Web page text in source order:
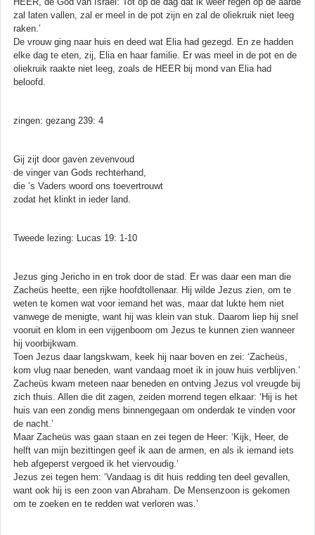
zal laten vallen, zal er meel in de pot zijn en zal de oliekruik niet leeg
raken.’
De vrouw ging naar huis en deed wat Elia had gezegd. En ze hadden
elke dag te eten, zij, Elia en haar familie. Er was meel in de pot en de
oliekruik raakte niet leeg, zoals de HEER bij mond van Elia had
beloofd.
zingen: gezang 239: 4
Gij zijt door gaven zevenvoud
de vinger van Gods rechterhand,
die ’s Vaders woord ons toevertrouwt
zodat het klinkt in ieder land.
Tweede lezing: Lucas 19: 1-10
Jezus ging Jericho in en trok door de stad. Er was daar een man die
Zacheüs heette, een rijke hoofdtollenaar. Hij wilde Jezus zien, om te
weten te komen wat voor iemand het was, maar dat lukte hem niet
vanwege de menigte, want hij was klein van stuk. Daarom liep hij snel
vooruit en klom in een vijgenboom om Jezus te kunnen zien wanneer
hij voorbijkwam.
Toen Jezus daar langskwam, keek hij naar boven en zei: ‘Zacheüs,
kom vlug naar beneden, want vandaag moet ik in jouw huis verblijven.’
Zacheüs kwam meteen naar beneden en ontving Jezus vol vreugde bij
zich thuis. Allen die dit zagen, zeiden morrend tegen elkaar: ‘Hij is het
huis van een zondig mens binnengegaan om onderdak te vinden voor
de nacht.’
Maar Zacheüs was gaan staan en zei tegen de Heer: ‘Kijk, Heer, de
helft van mijn bezittingen geef ik aan de armen, en als ik iemand iets
heb afgeperst vergoed ik het viervoudig.’
Jezus zei tegen hem: ‘Vandaag is dit huis redding ten deel gevallen,
want ook hij is een zoon van Abraham. De Mensenzoon is gekomen
om te zoeken en te redden wat verloren was.’